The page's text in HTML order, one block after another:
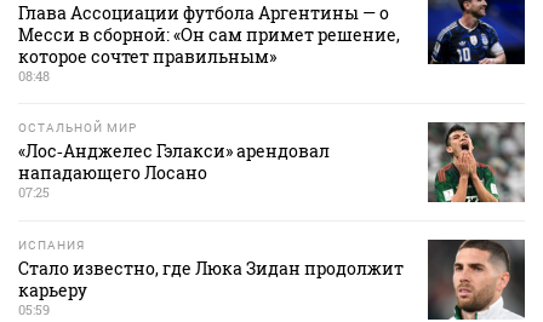
Глава Ассоциации футбола Аргентины — о
Месси в сборной: «Он сам примет решение,
которое сочтет правильным»
08:48
ОСТАЛЬНОЙ МИР
«Лос‑Анджелес Гэлакси» арендовал
нападающего Лосано
07:25
ИСПАНИЯ
Стало известно, где Люка Зидан продолжит
карьеру
05:59